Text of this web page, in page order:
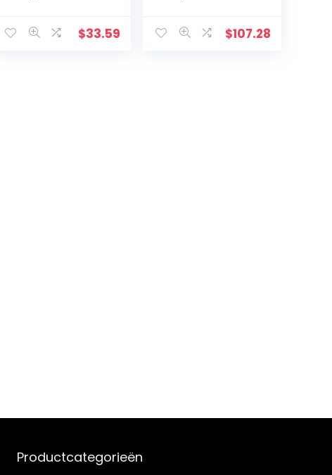
Bluetooth
$33.59
buitenshuis,
$107.28
Productcategorieën